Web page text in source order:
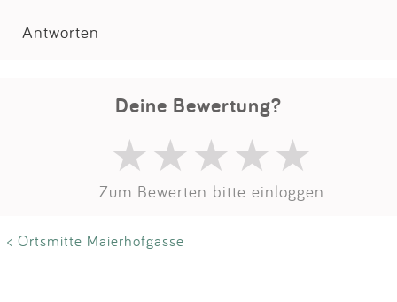
Antworten
Deine Bewertung?
Zum Bewerten bitte einloggen
< Ortsmitte Maierhofgasse